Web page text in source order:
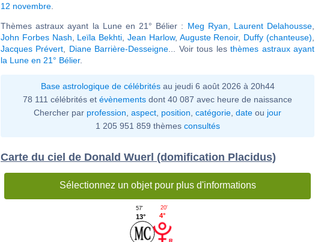
12 novembre
Thèmes astraux ayant la Lune en 21° Bélier : Meg Ryan Laurent Delahousse
John Forbes Nash
Leïla Bekhti ,Jean Harlow, Auguste Renoir, Duffy (chanteuse)
Jacques Prévert
Diane Barrière-Desseigne ... Voir tous lesthèmes astraux ayant
la Lune en 21° Bélier.
Base astrologique de célébritésau jeudi 6 août 2026 à 20h44
78 111 célébrités et évènements dont 40 087 avec heure de naissance
Chercher par profession aspect position catégorie date ou jour
1 205 951 859 thèmes consultés
Carte du ciel de Donald Wuerl (domification Placidus)
Sélectionnez un objet pour plus d'informations
4°
20'
13°
57'